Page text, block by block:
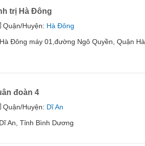
trị Hà Đông
Quận/Huyện: Hà Đông
Đông máy 01,đường Ngô Quyền, Quận Hà
đoàn 4
Quận/Huyện: Dĩ An
An, Tỉnh Bình Dương